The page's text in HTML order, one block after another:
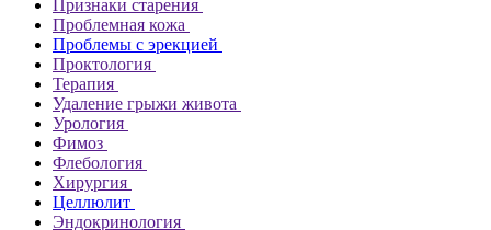
Признаки старения
Проблемная кожа
Проблемы с эрекцией
Проктология
Терапия
Удаление грыжи живота
Урология
Фимоз
Флебология
Хирургия
Целлюлит
Эндокринология